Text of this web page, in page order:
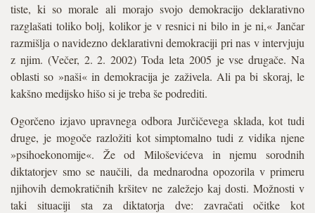
tiste, ki so morale ali morajo svojo demokracijo deklarativno
razglašati toliko bolj, kolikor je v resnici ni bilo in je ni,« Jančar
razmišlja o navidezno deklarativni demokraciji pri nas v intervjuju
z njim. (Večer, 2. 2. 2002) Toda leta 2005 je vse drugače. Na
oblasti so »naši« in demokracija je zaživela. Ali pa bi skoraj, le
kakšno medijsko hišo si je treba še podrediti.
Ogorčeno izjavo upravnega odbora Jurčičevega sklada, kot tudi
druge, je mogoče razložiti kot simptomalno tudi z vidika njene
»psihoekonomije«. Že od Miloševićeva in njemu sorodnih
diktatorjev smo se naučili, da mednarodna opozorila v primeru
njihovih demokratičnih kršitev ne zaležejo kaj dosti. Možnosti v
taki situaciji sta za diktatorja dve: zavračati očitke kot